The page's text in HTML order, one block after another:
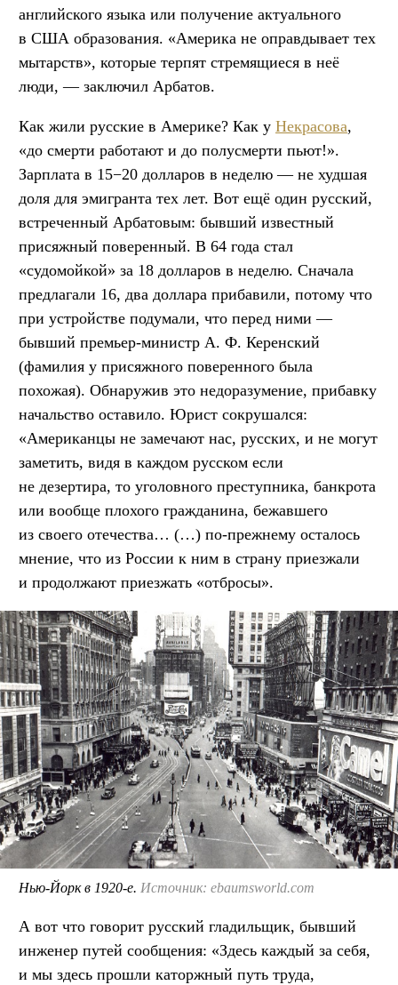
английского языка или получение актуального
в США образования. «Америка не оправдывает тех
мытарств», которые терпят стремящиеся в неё
люди, — заключил Арбатов.
Как жили русские в Америке? Как у Некрасова,
«до смерти работают и до полусмерти пьют!».
Зарплата в 15−20 долларов в неделю — не худшая
доля для эмигранта тех лет. Вот ещё один русский,
встреченный Арбатовым: бывший известный
присяжный поверенный. В 64 года стал
«судомойкой» за 18 долларов в неделю. Сначала
предлагали 16, два доллара прибавили, потому что
при устройстве подумали, что перед ними —
бывший премьер-министр А. Ф. Керенский
(фамилия у присяжного поверенного была
похожая). Обнаружив это недоразумение, прибавку
начальство оставило. Юрист сокрушался:
«Американцы не замечают нас, русских, и не могут
заметить, видя в каждом русском если
не дезертира, то уголовного преступника, банкрота
или вообще плохого гражданина, бежавшего
из своего отечества… (…) по-прежнему осталось
мнение, что из России к ним в страну приезжали
и продолжают приезжать «отбросы».
Нью-Йорк в 1920-е. Источник: ebaumsworld.com
А вот что говорит русский гладильщик, бывший
инженер путей сообщения: «Здесь каждый за себя,
и мы здесь прошли каторжный путь труда,